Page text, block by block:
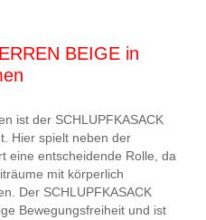
BEIGE in
ist der SCHLUPFKASACK
Hier spielt neben der
eine entscheidende Rolle, da
mit körperlich
Der SCHLUPFKASACK
Bewegungsfreiheit und ist